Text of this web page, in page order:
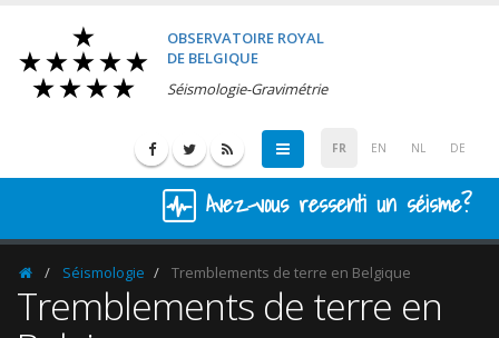
OBSERVATOIRE ROYAL
DE BELGIQUE
Séismologie-Gravimétrie
FR EN NL DE
Avez-vous ressenti un séisme?
HomepageSéismologie Tremblements de terre en Belgique
Tremblements de terre en